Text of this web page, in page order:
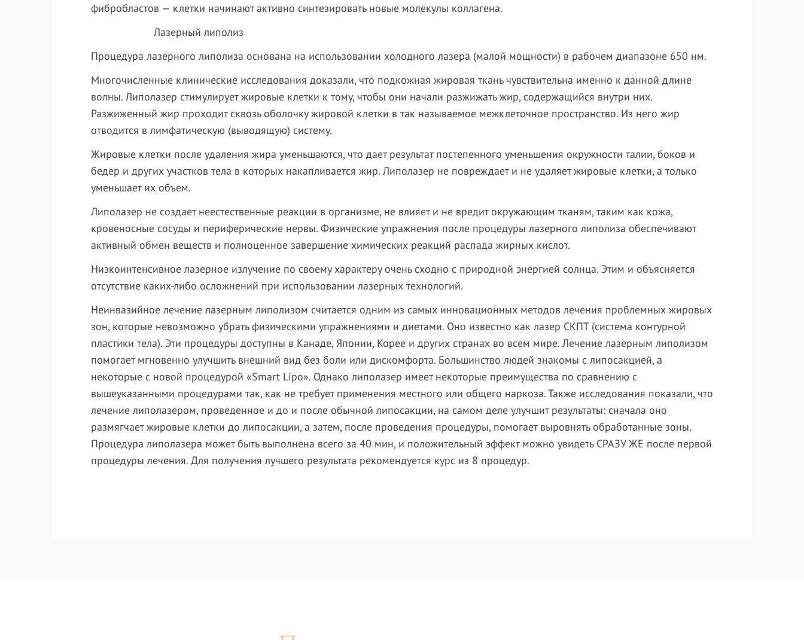
фибробластов — клетки начинают активно синтезировать новые молекулы коллагена.
Лазерный липолиз
Процедура лазерного липолиза основана на использовании холодного лазера (малой мощности) в рабочем диапазоне 650 нм.
Многочисленные клинические исследования доказали, что подкожная жировая ткань чувствительна именно к данной длине
волны. Липолазер стимулирует жировые клетки к тому, чтобы они начали разжижать жир, содержащийся внутри них.
Разжиженный жир проходит сквозь оболочку жировой клетки в так называемое межклеточное пространство. Из него жир
отводится в лимфатическую (выводящую) систему.
Жировые клетки после удаления жира уменьшаются, что дает результат постепенного уменьшения окружности талии, боков и
бедер и других участков тела в которых накапливается жир. Липолазер не повреждает и не удаляет жировые клетки, а только
уменьшает их объем.
Липолазер не создает неестественные реакции в организме, не влияет и не вредит окружающим тканям, таким как кожа,
кровеносные сосуды и периферические нервы. Физические упражнения после процедуры лазерного липолиза обеспечивают
активный обмен веществ и полноценное завершение химических реакций распада жирных кислот.
Низкоинтенсивное лазерное излучение по своему характеру очень сходно с природной энергией солнца. Этим и объясняется
отсутствие каких-либо осложнений при использовании лазерных технологий.
Неинвазийное лечение лазерным липолизом считается одним из самых инновационных методов лечения проблемных жировых
зон, которые невозможно убрать физическими упражнениями и диетами. Оно известно как лазер СКПТ (система контурной
пластики тела). Эти процедуры доступны в Канаде, Японии, Корее и других странах во всем мире. Лечение лазерным липолизом
помогает мгновенно улучшить внешний вид без боли или дискомфорта. Большинство людей знакомы с липосакцией, а
некоторые с новой процедурой «Smart Lipo». Однако липолазер имеет некоторые преимущества по сравнению с
вышеуказанными процедурами так, как не требует применения местного или общего наркоза. Также исследования показали, что
лечение липолазером, проведенное и до и после обычной липосакции, на самом деле улучшит результаты: сначала оно
размягчает жировые клетки до липосакции, а затем, после проведения процедуры, помогает выровнять обработанные зоны.
Процедура липолазера может быть выполнена всего за 40 мин, и положительный эффект можно увидеть СРАЗУ ЖЕ после первой
процедуры лечения. Для получения лучшего результата рекомендуется курс из 8 процедур.